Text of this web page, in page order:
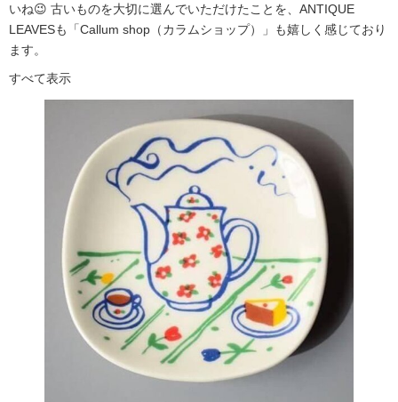
いね😉 古いものを大切に選んでいただけたことを、ANTIQUE
LEAVESも「Callum shop（カラムショップ）」も嬉しく感じており
ます。
すべて表示